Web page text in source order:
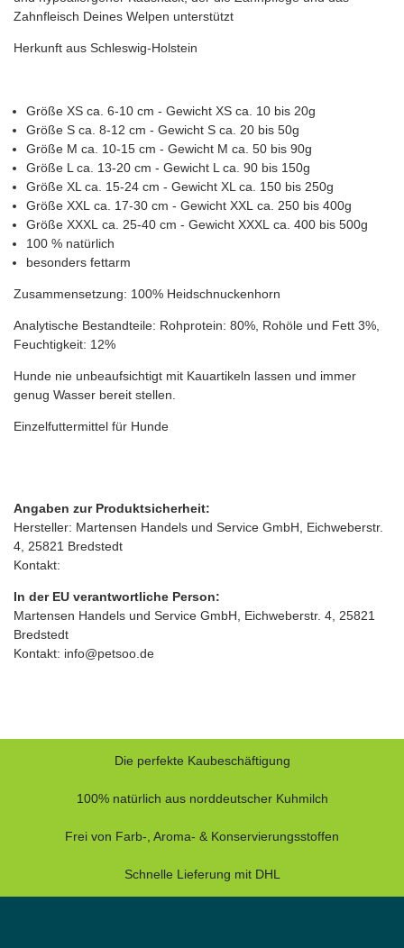
Zahnfleisch Deines Welpen unterstützt
Herkunft aus Schleswig-Holstein
Größe XS ca. 6-10 cm - Gewicht XS ca. 10 bis 20g
Größe S ca. 8-12 cm - Gewicht S ca. 20 bis 50g
Größe M ca. 10-15 cm - Gewicht M ca. 50 bis 90g
Größe L ca. 13-20 cm - Gewicht L ca. 90 bis 150g
Größe XL ca. 15-24 cm - Gewicht XL ca. 150 bis 250g
Größe XXL ca. 17-30 cm - Gewicht XXL ca. 250 bis 400g
Größe XXXL ca. 25-40 cm - Gewicht XXXL ca. 400 bis 500g
100 % natürlich
besonders fettarm
Zusammensetzung: 100% Heidschnuckenhorn
Analytische Bestandteile: Rohprotein: 80%, Rohöle und Fett 3%,
Feuchtigkeit: 12%
Hunde nie unbeaufsichtigt mit Kauartikeln lassen und immer
genug Wasser bereit stellen.
Einzelfuttermittel für Hunde
Angaben zur Produktsicherheit:
Hersteller: Martensen Handels und Service GmbH, Eichweberstr.
4, 25821 Bredstedt
Kontakt:
In der EU verantwortliche Person:
Martensen Handels und Service GmbH, Eichweberstr. 4, 25821
Bredstedt
Kontakt: info@petsoo.de
Die perfekte Kaubeschäftigung
100% natürlich aus norddeutscher Kuhmilch
Frei von Farb-, Aroma- & Konservierungsstoffen
Schnelle Lieferung mit DHL